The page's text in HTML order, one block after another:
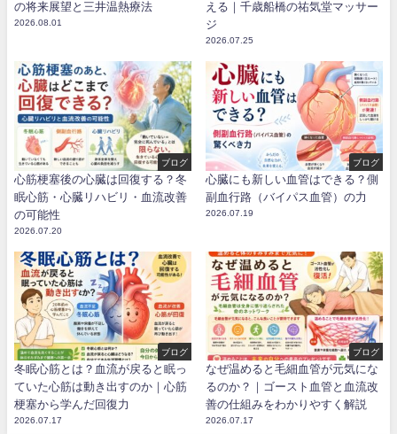
の将来展望と三井温熱療法
2026.08.01
える｜千歳船橋の祐気堂マッサー
ジ
2026.07.25
ブログ
心筋梗塞後の心臓は回復する？冬
眠心筋・心臓リハビリ・血流改善
の可能性
2026.07.20
ブログ
心臓にも新しい血管はできる？側
副血行路（バイパス血管）の力
2026.07.19
ブログ
冬眠心筋とは？血流が戻ると眠っ
ていた心筋は動き出すのか｜心筋
梗塞から学んだ回復力
2026.07.17
ブログ
なぜ温めると毛細血管が元気にな
るのか？｜ゴースト血管と血流改
善の仕組みをわかりやすく解説
2026.07.17